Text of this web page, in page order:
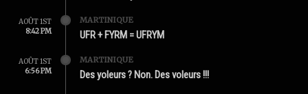
AOÛT 1ST
8:42 PM
MARTINIQUE
UFR + FYRM = UFRYM
AOÛT 1ST
6:56 PM
MARTINIQUE
Des yoleurs ? Non. Des voleurs !!!